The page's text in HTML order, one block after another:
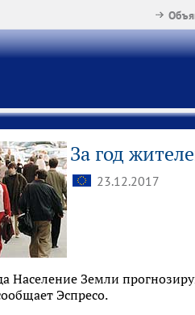
За год
23.12.2017
Население Земли
Эспресо.